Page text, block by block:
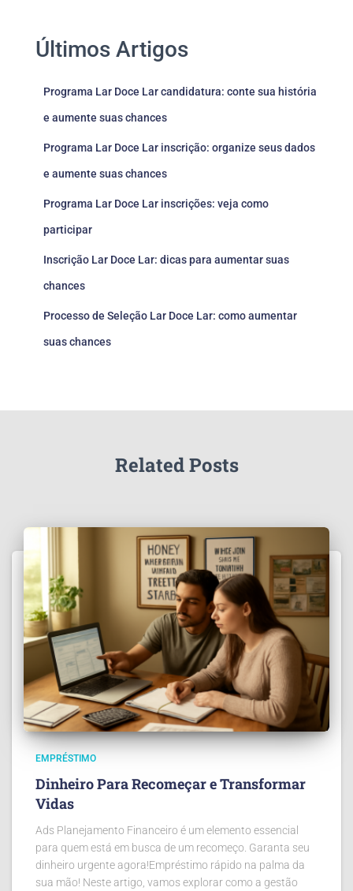
Últimos Artigos
Programa Lar Doce Lar candidatura: conte sua história
e aumente suas chances
Programa Lar Doce Lar inscrição: organize seus dados
e aumente suas chances
Programa Lar Doce Lar inscrições: veja como
participar
Inscrição Lar Doce Lar: dicas para aumentar suas
chances
Processo de Seleção Lar Doce Lar: como aumentar
suas chances
Related Posts
EMPRÉSTIMO
Dinheiro Para Recomeçar e Transformar
Vidas
Ads Planejamento Financeiro é um elemento essencial
para quem está em busca de um recomeço. Garanta seu
dinheiro urgente agora!Empréstimo rápido na palma da
sua mão! Neste artigo, vamos explorar como a gestão